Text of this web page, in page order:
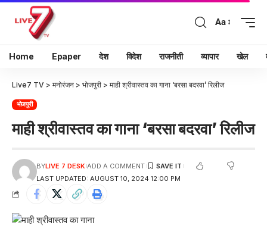
Aa
Home Epaper देश विदेश राजनीती व्यापार खेल
Live7 TV > मनोरंजन > भोजपुरी > माही श्रीवास्तव का गाना ‘बरसा बदरवा’ रिलीज
भोजपुरी
माही श्रीवास्तव का गाना ‘बरसा बदरवा’ रिलीज
LAST UPDATED: AUGUST 10, 2024 12:00 PM
BYLIVE 7 DESK ADD A COMMENT